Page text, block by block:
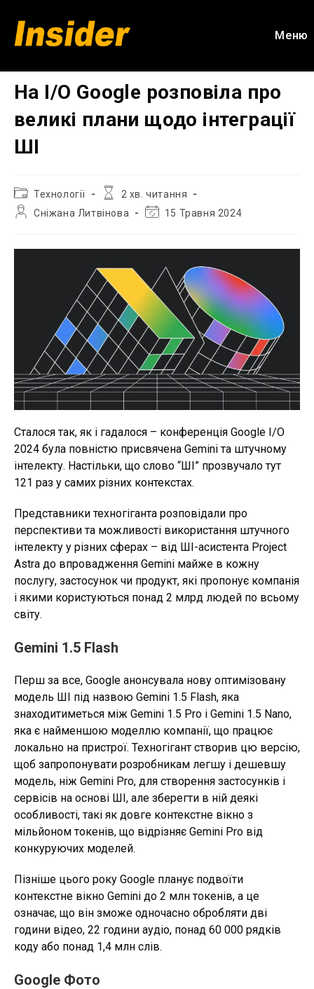
вмісту
Меню
На I/O Google розповіла про
великі плани щодо інтеграції
ШІ
Категорія
запису:
Технології
Час
2 хв. читання
АвторСніжана Литвінова
Остання15 Травня 2024
Сталося так, як і гадалося – конференція Google I/O
2024 була повністю присвячена Gemini та штучному
інтелекту. Настільки, що слово “ШІ” прозвучало тут
121 раз у самих різних контекстах.
Представники техногіганта розповідали про
перспективи та можливості використання штучного
інтелекту у різних сферах – від ШІ-асистента Project
Astra до впровадження Gemini майже в кожну
послугу, застосунок чи продукт, які пропонує компанія
і якими користуються понад 2 млрд людей по всьому
світу.
Gemini 1.5 Flash
Перш за все, Google анонсувала нову оптимізовану
модель ШІ під назвою Gemini 1.5 Flash, яка
знаходитиметься між Gemini 1.5 Pro і Gemini 1.5 Nano,
яка є найменшою моделлю компанії, що працює
локально на пристрої. Техногігант створив цю версію,
щоб запропонувати розробникам легшу і дешевшу
модель, ніж Gemini Pro, для створення застосунків і
сервісів на основі ШІ, але зберегти в ній деякі
особливості, такі як довге контекстне вікно з
мільйоном токенів, що відрізняє Gemini Pro від
конкуруючих моделей.
Пізніше цього року Google планує подвоїти
контекстне вікно Gemini до 2 млн токенів, а це
означає, що він зможе одночасно обробляти дві
години відео, 22 години аудіо, понад 60 000 рядків
коду або понад 1,4 млн слів.
Google Фото